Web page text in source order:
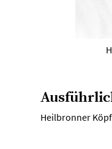
Heilbronner